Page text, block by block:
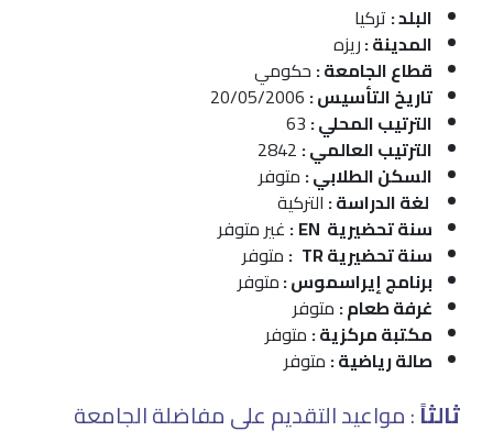
البلد : تركيا
المدينة :ريزه
قطاع الجامعة : حكومي
تاريخ التأسيس :
الترتيب المحلي :
الترتيب العالمي :
السكن الطلابي : متوفر
لغة الدراسة : التركية
سنة تحضيرية EN
: غير متوفر
سنة تحضيرية TR
: متوفر
برنامج إيراسموس :متوفر
غرفة طعام : متوفر
مكتبة مركزية : متوفر
صالة رياضية : متوفر
ثالثاً: مواعيد التقديم على مفاضلة الجامعة